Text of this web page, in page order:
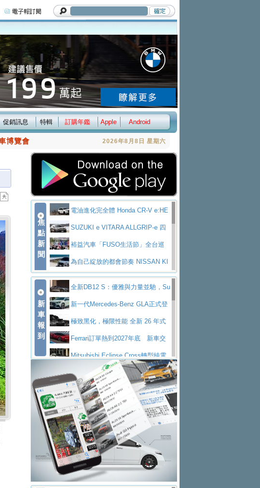
促銷訊息 特輯 訂購年鑑 Apple Android
博覽會 2026年8月8日 星期六
焦
點
新
聞
電油進化完全體 Honda CR-V e:HE
V PrestigeSUZUKI e VITARA ALLGRIP-e 四
驅精神的純電新詮釋
裕益汽車「FUSO生活節」全台巡
迴 結合生活體驗、交通安全與購車優惠
為自己綻放的都會節奏 NISSAN KI
CKS SAKURA為品味獨具層峰買家打造的頂級座
駕，MAZDA CX-90 33T AWD Premium Ca
ptain Seat
EV
技的座駕! Ford Territory中型油電休旅
SO Super Great今日在台登場，結合先進安
ntis四品牌經銷權，全新多品牌旗艦展示中
心開幕啟用
屏東特搜大隊再添新利器 SITRAK
救助器材車買氣不衰、SUZUKI經銷商勇於開啟
全新大店，新北都鈴木占地500坪土城旗艦
展示中心開幕
2025第七屆ISUZU運轉職人挑戰賽
熱血登場 展現極致車技與專業職人精神
H2GP世界總決賽圓滿落幕 台灣團
隊表現精彩淨零減碳指標性應用 純電動水泥預
拌車 消防車除了滅火裝備還需要什麼？
一探SITRAK “準” 消防車的究竟
大益金龍初試啼聲，汽柴油5噸貨車
不是對手正宗年鑑2025年全球自動車年鑑1月
新
車
報
到
全新DB12 S：優雅與力量並馳，Su
per Tourer的顛峰之作
新一代Mercedes-Benz GLA正式登
場 續航最高657公里、支援320kW快充
極致黑化，極限性能 全新 26 年式
DEFENDER OCTA BLACK 限量登台
Ferrari訂單熱到2027年底 新車交
付至少得等一年以上
Mitsubishi Eclipse Cross轉型純電
休旅 87kWh電池續航超過600公里
全新BMW 318i Touring豪華旅行車
全台限量200台 進化現型
不等零關稅的紅利，Jeep品牌今日
起展開首批車交車
Volvo EX60 即將叩關，靜肅性、底
盤與數位介面搶先揭露
Audi Q9 將於 2026 年底上市 旗艦
大型 SUV 鎖定七人座豪華市場
BMW攜手漫威電影【蜘蛛人：重生
日】 Skoda 發表全新 Peaq 內裝：七人
座純電旗艦 SUV，行李廂最大可達 935 公
全新純電 Mercedes-Benz C 400 4